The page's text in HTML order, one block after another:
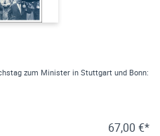
zum Minister in Stuttgart und Bonn:
67,00 €*